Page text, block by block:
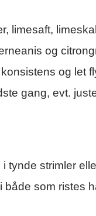
limesaft,
og
og let
gang, evt.
strimler
som ristes